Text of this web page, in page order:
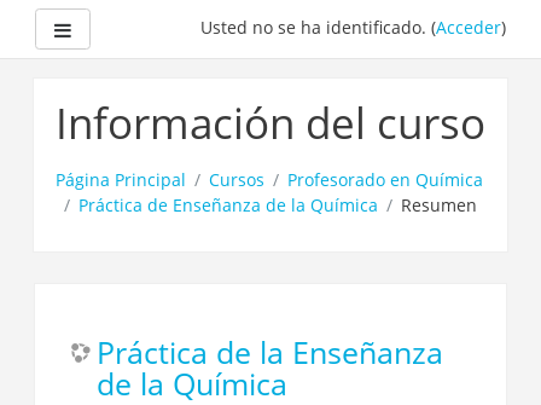
contenido
Usted no se ha identificado. (Acceder)
Información del curso
Página Principal Cursos
Profesorado en Química
Práctica de Enseñanza de la Química
Resumen
Práctica de la Enseñanza
de la Química